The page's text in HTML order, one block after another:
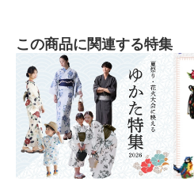
この商品に関連する特集